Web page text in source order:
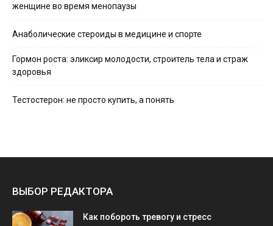
женщине во время менопаузы
Анаболические стероиды в медицине и спорте
Гормон роста: эликсир молодости, строитель тела и страж
здоровья
Тестостерон: не просто купить, а понять
ВЫБОР РЕДАКТОРА
Как побороть тревогу и стресс